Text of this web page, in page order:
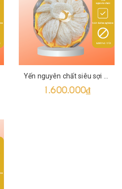
1.600.000₫